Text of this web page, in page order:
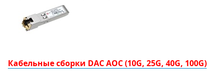
Кабельные сборки DAC AOC (10G, 25G, 40G, 100G)